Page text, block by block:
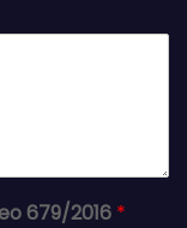
679/2016 *